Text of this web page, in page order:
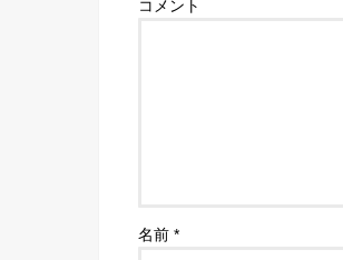
コメント
名前 *